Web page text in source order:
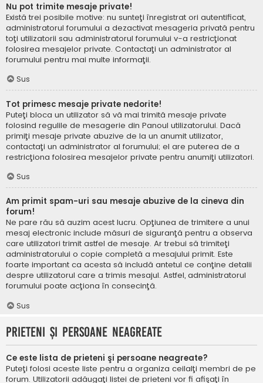
Nu pot trimite mesaje private!
Există trei posibile motive: nu sunteţi înregistrat ori autentificat,
administratorul forumului a dezactivat mesageria privată pentru
toţi utilizatorii sau administratorul forumului v-a restricţionat
folosirea mesajelor private. Contactaţi un administrator al
forumului pentru mai multe informaţii.
Sus
Tot primesc mesaje private nedorite!
Puteţi bloca un utilizator să vă mai trimită mesaje private
folosind regulile de mesagerie din Panoul utilizatorului. Dacă
primiţi mesaje private abuzive de la un anumit utilizator,
contactaţi un administrator al forumului; el are puterea de a
restricţiona folosirea mesajelor private pentru anumiţi utilizatori.
Sus
Am primit spam-uri sau mesaje abuzive de la cineva din
forum!
Ne pare rău să auzim acest lucru. Opţiunea de trimitere a unui
mesaj electronic include măsuri de siguranţă pentru a observa
care utilizatori trimit astfel de mesaje. Ar trebui să trimiteţi
administratorului o copie completă a mesajului primit. Este
foarte important ca acesta să includă antetul ce conţine detalii
despre utilizatorul care a trimis mesajul. Astfel, administratorul
forumului poate acţiona în consecinţă.
Sus
Prieteni şi persoane neagreate
Ce este lista de prieteni şi persoane neagreate?
Puteţi folosi aceste liste pentru a organiza ceilalţi membri de pe
forum. Utilizatorii adăugaţi listei de prieteni vor fi afişaţi în